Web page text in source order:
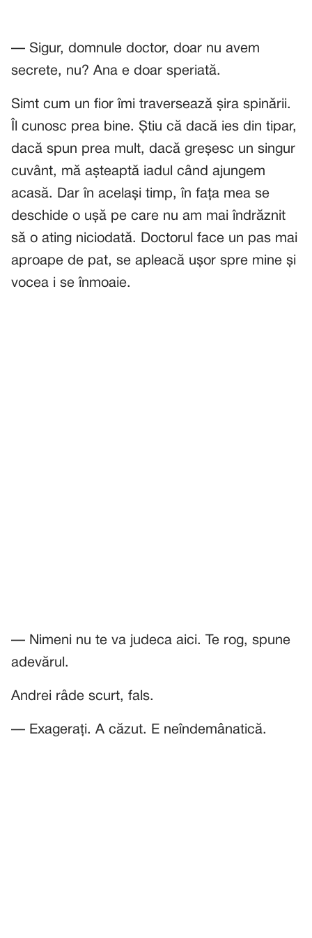
— Sigur, domnule doctor, doar nu avem
secrete, nu? Ana e doar speriată.
Simt cum un fior îmi traversează șira spinării.
Îl cunosc prea bine. Știu că dacă ies din tipar,
dacă spun prea mult, dacă greșesc un singur
cuvânt, mă așteaptă iadul când ajungem
acasă. Dar în același timp, în fața mea se
deschide o ușă pe care nu am mai îndrăznit
să o ating niciodată. Doctorul face un pas mai
aproape de pat, se apleacă ușor spre mine și
vocea i se înmoaie.
— Nimeni nu te va judeca aici. Te rog, spune
adevărul.
Andrei râde scurt, fals.
— Exagerați. A căzut. E neîndemânatică.